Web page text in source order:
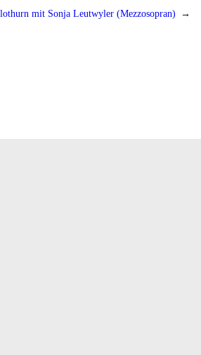
mit Sonja Leutwyler (Mezzosopran) →